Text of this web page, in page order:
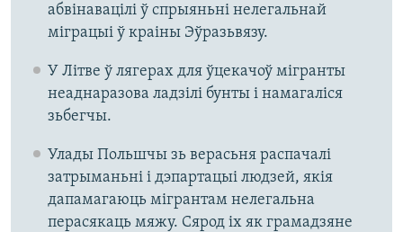
абвінавацілі ў спрыяньні нелегальнай
міграцыі ў краіны Эўразьвязу.
У Літве ў лягерах для ўцекачоў мігранты
неаднаразова ладзілі бунты і намагаліся
зьбегчы.
Улады Польшчы зь верасьня распачалі
затрыманьні і дэпартацыі людзей, якія
дапамагаюць мігрантам нелегальна
перасякаць мяжу. Сярод іх як грамадзяне